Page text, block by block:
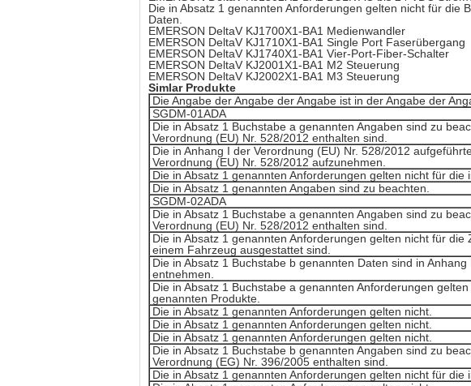
Die in Absatz 1 genannten Anforderungen gelten nicht für
Daten.
EMERSON DeltaV KJ1700X1-BA1 Medienwandler
EMERSON DeltaV KJ1710X1-BA1 Single Port Faserübergang
EMERSON DeltaV KJ1740X1-BA1 Vier-Port-Fiber-Schalter
EMERSON DeltaV KJ2001X1-BA1 M2 Steuerung
EMERSON DeltaV KJ2002X1-BA1 M3 Steuerung
Simlar Produkte
Die Angabe der Angabe der Angabe ist in der Angabe der
SGDM-01ADA
Die in Absatz 1 Buchstabe a genannten Angaben sind zu
Verordnung (EU) Nr. 528/2012 enthalten sind.
Die in Anhang I der Verordnung (EU) Nr. 528/2012
Verordnung (EU) Nr. 528/2012 aufzunehmen.
Die in Absatz 1 genannten Anforderungen gelten nicht für die
Die in Absatz 1 genannten Angaben sind zu beachten.
SGDM-02ADA
Die in Absatz 1 Buchstabe a genannten Angaben sind zu
Verordnung (EU) Nr. 528/2012 enthalten sind.
Die in Absatz 1 genannten Anforderungen gelten nicht für
einem Fahrzeug ausgestattet sind.
Die in Absatz 1 Buchstabe b genannten Daten sind in
entnehmen.
Die in Absatz 1 Buchstabe a genannten Anforderungen
genannten Produkte.
Die in Absatz 1 genannten Anforderungen gelten nicht.
Die in Absatz 1 genannten Anforderungen gelten nicht.
Die in Absatz 1 genannten Anforderungen gelten nicht.
Die in Absatz 1 Buchstabe b genannten Angaben sind zu
Verordnung (EG) Nr. 396/2005 enthalten sind.
Die in Absatz 1 genannten Anforderungen gelten nicht für die